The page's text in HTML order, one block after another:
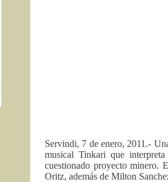
Servindi, 7 de enero, 2011.-
musical Tinkari que
cuestionado proyecto minero.
Oritz, además de Milton